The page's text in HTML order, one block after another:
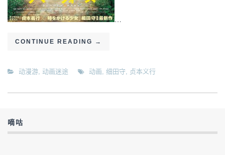
…
CONTINUE READING →
动漫游, 动画迷途 动画, 细田守, 贞本义行
嘀咕